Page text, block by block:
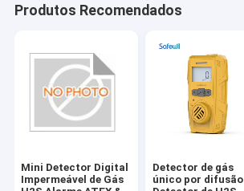
Produtos Recomendados
Mini Detector Digital
Impermeável de Gás
Detector de gás
único por difusão